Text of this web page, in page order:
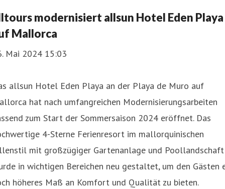
modernisiert allsun Hotel Eden Playa
Mallorca
Mai 2024 15:03
allsun Hotel Eden Playa an der Playa de Muro auf
hat nach umfangreichen Modernisierungsarbeiten
zum Start der Sommersaison 2024 eröffnet. Das
4-Sterne Ferienresort im mallorquinischen
mit großzügiger Gartenanlage und Poollandschaft
in wichtigen Bereichen neu gestaltet, um den Gästen
höheres Maß an Komfort und Qualität zu bieten.